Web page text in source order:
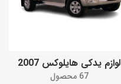
لوازم یدکی هایلوکس 2007
67 محصول